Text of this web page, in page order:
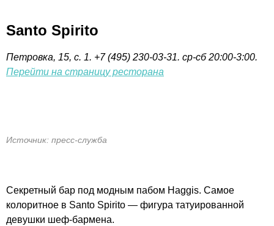
Santo Spirito
Петровка, 15, с. 1. +7 (495) 230-03-31. ср-сб 20:00-3:00.
Перейти на страницу ресторана
Источник: пресс-служба
Секретный бар под модным пабом Haggis. Самое
колоритное в Santo Spirito — фигура татуированной
девушки шеф-бармена.